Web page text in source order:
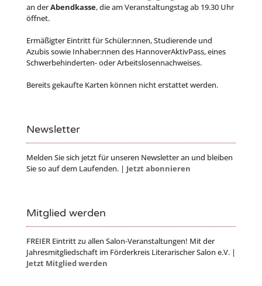
an derAbendkasse, die am Veranstaltungstag ab 19.30 Uhr
öffnet.
Ermäßigter Eintritt für Schüler:nnen, Studierende und
Azubis sowie Inhaber:nnen des HannoverAktivPass, eines
Schwerbehinderten- oder Arbeitslosennachweises.
Bereits gekaufte Karten können nicht erstattet werden.
Newsletter
Melden Sie sich jetzt für unseren Newsletter an und bleiben
Sie so auf dem Laufenden. | Jetzt abonnieren
Mitglied werden
FREIER Eintritt zu allen Salon-Veranstaltungen! Mit der
Jahresmitgliedschaft im Förderkreis Literarischer Salon e.V. |
Jetzt Mitglied werden